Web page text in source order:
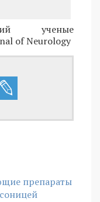
ученые
of Neurology
препараты